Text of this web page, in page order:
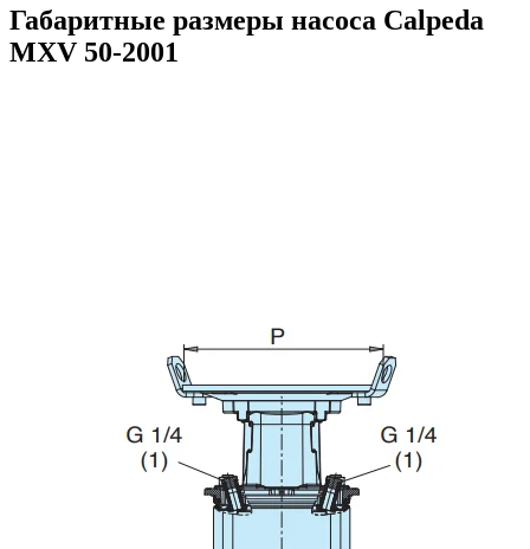
Габаритные размеры насоса Calpeda
MXV 50-2001